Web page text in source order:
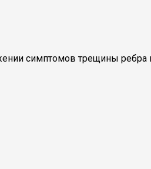
симптомов трещины ребра